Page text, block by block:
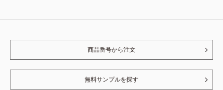
商品番号から注文
無料サンプルを探す